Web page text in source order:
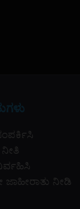
ಜಾಹೀರಾತು ನೀಡಿ